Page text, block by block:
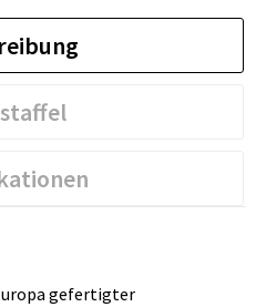
gefertigter